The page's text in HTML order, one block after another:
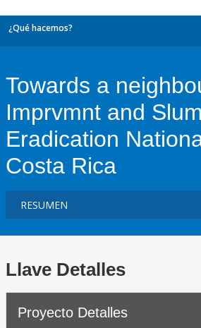
¿Qué hacemos?
Towards a
Imprvmnt and Slum
Eradication
Costa Rica
Llave Detalles
Proyecto Detalles